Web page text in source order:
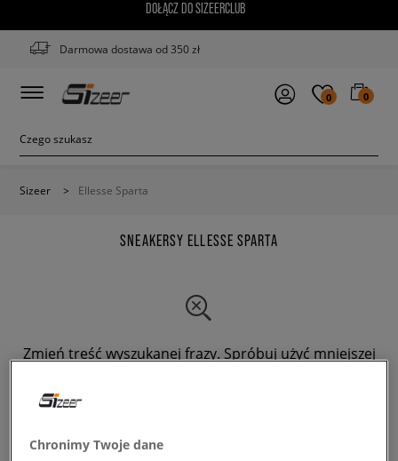
DOŁĄCZ DO SIZEERCLUB
Darmowa dostawa od 350 zł
0 0
Sizeer > Ellesse Sparta
SNEAKERSY ELLESSE SPARTA
Zmień treść wyszukanej frazy. Spróbuj użyć mniejszej
Chronimy Twoje dane